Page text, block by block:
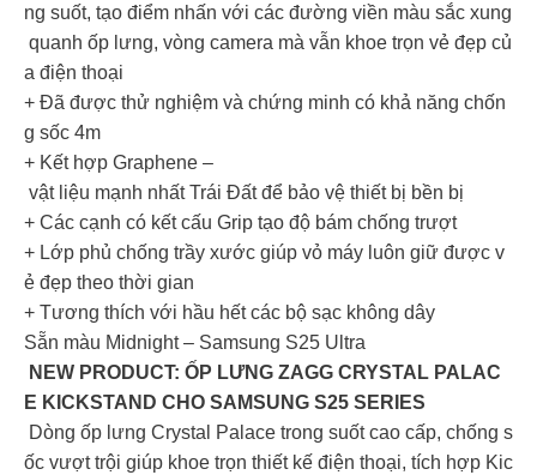
ng suốt, tạo điểm nhấn với các đường viền màu sắc xung
quanh ốp lưng, vòng camera mà vẫn khoe trọn vẻ đẹp củ
a điện thoại
+ Đã được thử nghiệm và chứng minh có khả năng chốn
g sốc 4m
+ Kết hợp Graphene –
vật liệu mạnh nhất Trái Đất để bảo vệ thiết bị bền bị
+ Các cạnh có kết cấu Grip tạo độ bám chống trượt
+ Lớp phủ chống trầy xước giúp vỏ máy luôn giữ được v
ẻ đẹp theo thời gian
+ Tương thích với hầu hết các bộ sạc không dây
Sẵn màu Midnight – Samsung S25 Ultra
NEW PRODUCT: ỐP LƯNG ZAGG CRYSTAL PALAC
E KICKSTAND CHO SAMSUNG S25 SERIES
Dòng ốp lưng Crystal Palace trong suốt cao cấp, chống s
ốc vượt trội giúp khoe trọn thiết kế điện thoại, tích hợp Kic